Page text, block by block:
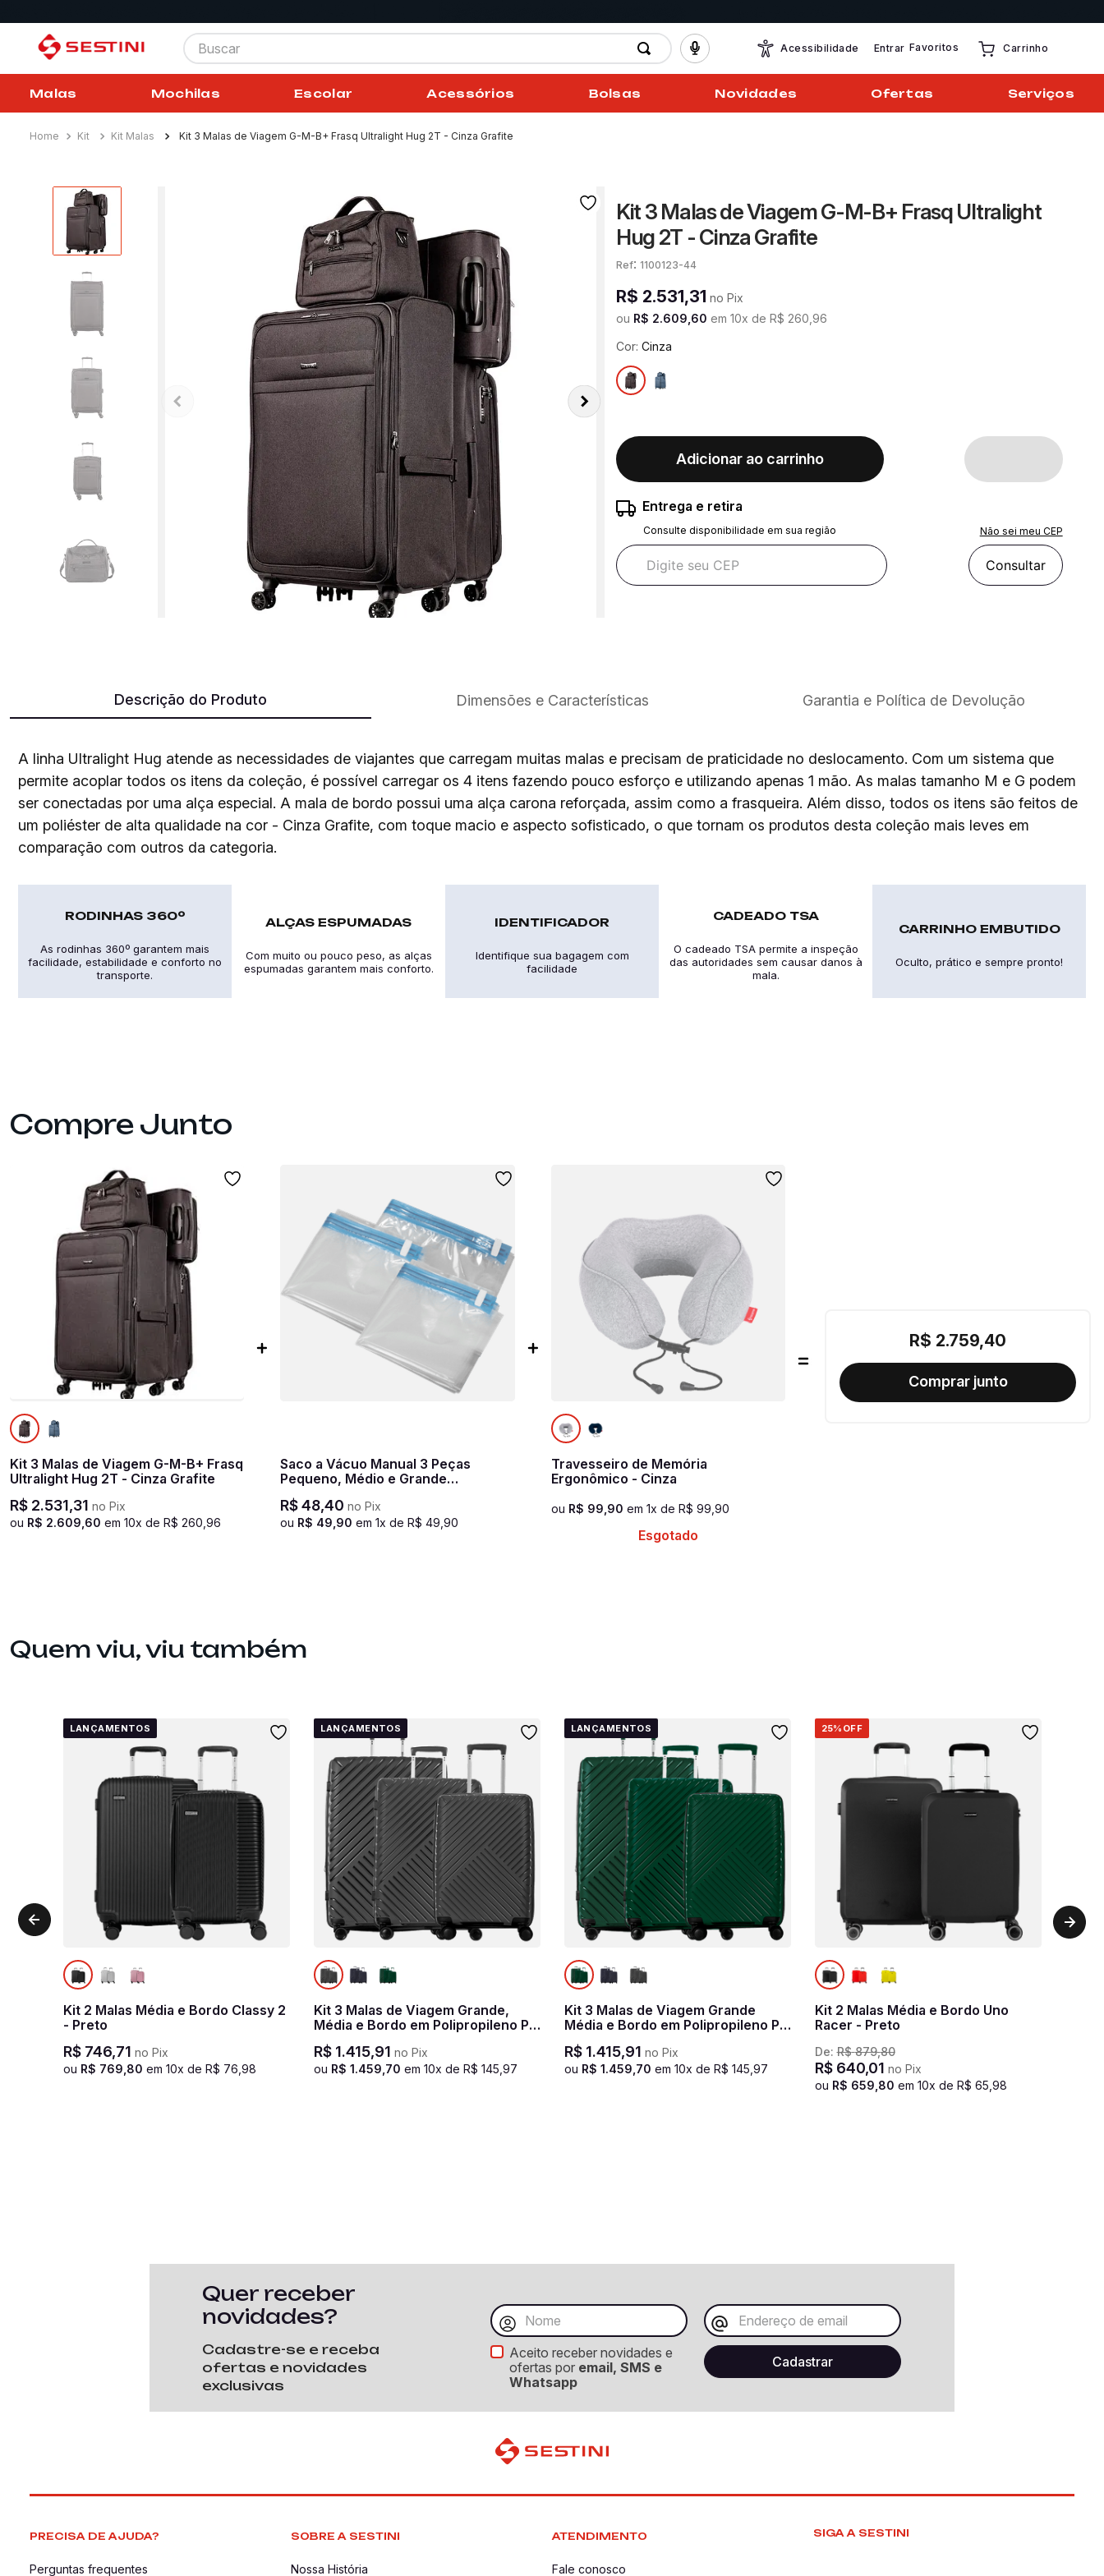
Buscar
Acessibilidade Entrar Favoritos Carrinho
Malas Mochilas Escolar Acessórios Bolsas Novidades Ofertas Serviços
Kit Kit Malas Kit 3 Malas de Viagem G-M-B+ Frasq Ultralight Hug 2T - Cinza Grafite
Kit 3 Malas de Viagem G-M-B+ Frasq Ultralight
Hug 2T - Cinza Grafite
: 1100123-44
R$ 2.531,31 no Pix
ou R$ 2.609 60 em 10x de R$ 260 96
Cor: Cinza
Adicionar ao carrinho
Entrega e retira
Consulte disponibilidade em sua região Não sei meu CEP
Consultar
Descrição do Produto Dimensões e Características Garantia e Política de Devolução
A linha Ultralight Hug atende as necessidades de viajantes que carregam muitas malas e precisam de praticidade no deslocamento. Com um sistema que
permite acoplar todos os itens da coleção, é possível carregar os 4 itens fazendo pouco esforço e utilizando apenas 1 mão. As malas tamanho M e G podem
ser conectadas por uma alça especial. A mala de bordo possui uma alça carona reforçada, assim como a frasqueira. Além disso, todos os itens são feitos de
um poliéster de alta qualidade na cor - Cinza Grafite, com toque macio e aspecto sofisticado, o que tornam os produtos desta coleção mais leves em
comparação com outros da categoria.
RODINHAS 360º
As rodinhas 360º garantem mais
facilidade, estabilidade e conforto no
transporte.
ALÇAS ESPUMADAS
Com muito ou pouco peso, as alças
espumadas garantem mais conforto.
IDENTIFICADOR
Identifique sua bagagem com
facilidade
CADEADO TSA
O cadeado TSA permite a inspeção
das autoridades sem causar danos à
mala.
CARRINHO EMBUTIDO
Oculto, prático e sempre pronto!
Kit 3 Malas de Viagem G-M-B+ Frasq
Ultralight Hug 2T - Cinza Grafite
R$ 2.531,31 no Pix
ou R$ 2.609,60 em 10x de R$ 260,96
Saco a Vácuo Manual 3 Peças
Pequeno, Médio e Grande
Transparente
R$ 48,40 no Pix
ou R$ 49,90 em1x de R$ 49,90
Travesseiro de Memória
Ergonômico - Cinza
ou R$ 99,90 em 1x de R$ 99,90
Esgotado
R$ 2.759,40
Quem viu, viu também
LANÇAMENTOS
Kit 2 Malas Média e Bordo Classy 2
- Preto
R$ 746,71 no Pix
ou R$ 769,80 em 10x de R$ 76,98
LANÇAMENTOS
Kit 3 Malas de Viagem Grande,
Média e Bordo em Polipropileno PP
Essencial 2 - Grafite
R$ 1.415,91 no Pix
ou R$ 1 .459,70 em 10x de R$ 145,97
LANÇAMENTOS
Kit 3 Malas de Viagem Grande
Média e Bordo em Polipropileno PP
Essencial 2 - Verde
R$ 1.415,91 no Pix
ou R$ 1 .459,70 em 10x de R$ 145,97
25% OFF
Kit 2 Malas Média e Bordo Uno
Racer - Preto
De:R$ 879,80
R$ 640,01 no Pix
ou R$ 659,80 em 10x de R$ 65,98
Quer receber
novidades?
Cadastre-se e receba
ofertas e novidades
exclusivas
Aceito receber novidades e
ofertas por email, SMS e
Whatsapp
PRECISA DE AJUDA?
Perguntas frequentes
SOBRE A SESTINI
Nossa História
ATENDIMENTO
Fale conosco
SIGA A SESTINI